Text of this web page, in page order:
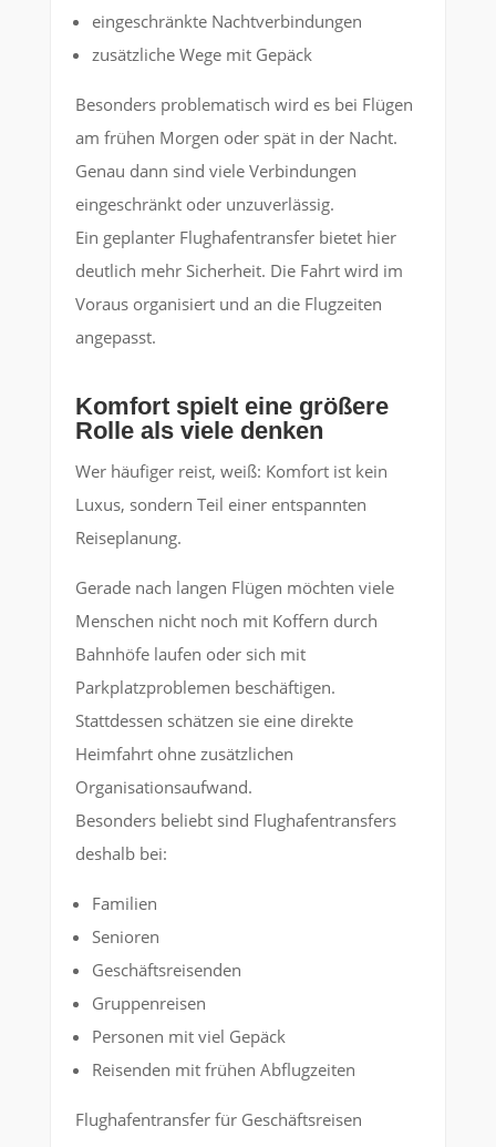
eingeschränkte Nachtverbindungen
zusätzliche Wege mit Gepäck
Besonders problematisch wird es bei Flügen
am frühen Morgen oder spät in der Nacht.
Genau dann sind viele Verbindungen
eingeschränkt oder unzuverlässig.
Ein geplanter Flughafentransfer bietet hier
deutlich mehr Sicherheit. Die Fahrt wird im
Voraus organisiert und an die Flugzeiten
angepasst.
Komfort spielt eine größere
Rolle als viele denken
Wer häufiger reist, weiß: Komfort ist kein
Luxus, sondern Teil einer entspannten
Reiseplanung.
Gerade nach langen Flügen möchten viele
Menschen nicht noch mit Koffern durch
Bahnhöfe laufen oder sich mit
Parkplatzproblemen beschäftigen.
Stattdessen schätzen sie eine direkte
Heimfahrt ohne zusätzlichen
Organisationsaufwand.
Besonders beliebt sind Flughafentransfers
deshalb bei:
Familien
Senioren
Geschäftsreisenden
Gruppenreisen
Personen mit viel Gepäck
Reisenden mit frühen Abflugzeiten
Flughafentransfer für Geschäftsreisen